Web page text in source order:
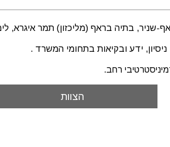
שניר, בתיה בראף (מליכזון) תמר איגרא,
ניסיון, ידע ובקיאות בתחומי המשרד .
רחב.
הצוות